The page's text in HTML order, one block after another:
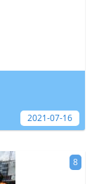
2021-07-16
8